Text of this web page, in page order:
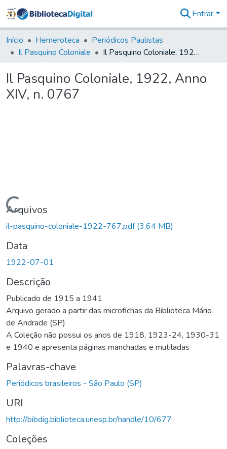
&
Coleções
Tudo na
Digital
Entrar
Início Hemeroteca
Periódicos Paulistas
Il Pasquino Coloniale
Il Pasquino Coloniale, 1922, Anno XIV, n. 0767
Il Pasquino Coloniale, 1922, Anno
XIV, n. 0767
Carregando...
Arquivos
il-pasquino-coloniale-1922-767.pdf(3,64 MB)
Data
1922-07-01
Descrição
Publicado de 1915 a 1941
Arquivo gerado a partir das microfichas da Biblioteca Mário
de Andrade (SP)
A Coleção não possui os anos de 1918, 1923-24, 1930-31
e 1940 e apresenta páginas manchadas e mutiladas
Palavras-chave
Periódicos brasileiros - São Paulo (SP)
URI
http://bibdig.biblioteca.unesp.br/handle/10/677
Coleções